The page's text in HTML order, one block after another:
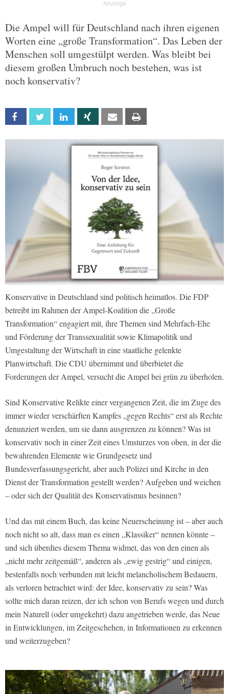
Die Ampel will für Deutschland nach ihren eigenen
Worten eine „große Transformation“. Das Leben der
Menschen soll umgestülpt werden. Was bleibt bei
diesem großen Umbruch noch bestehen, was ist
noch konservativ?
Facebook Twitter Linkedin Xing Email
Konservative in Deutschland sind politisch heimatlos. Die FDP
betreibt im Rahmen der Ampel-Koalition die „Große
Transformation“ engagiert mit, ihre Themen sind Mehrfach-Ehe
und Förderung der Transsexualität sowie Klimapolitik und
Umgestaltung der Wirtschaft in eine staatliche gelenkte
Planwirtschaft. Die CDU übernimmt und überbietet die
Forderungen der Ampel, versucht die Ampel bei grün zu überholen.
Sind Konservative Relikte einer vergangenen Zeit, die im Zuge des
immer wieder verschärften Kampfes „gegen Rechts“ erst als Rechte
denunziert werden, um sie dann ausgrenzen zu können? Was ist
konservativ noch in einer Zeit eines Umsturzes von oben, in der die
bewahrenden Elemente wie Grundgesetz und
Bundesverfassungsgericht, aber auch Polizei und Kirche in den
Dienst der Transformation gestellt werden? Aufgeben und weichen
– oder sich der Qualität des Konservatismus besinnen?
Und das mit einem Buch, das keine Neuerscheinung ist – aber auch
noch nicht so alt, dass man es einen „Klassiker“ nennen könnte –
und sich überdies diesem Thema widmet, das von den einen als
„nicht mehr zeitgemäß“, anderen als „ewig gestrig“ und einigen,
bestenfalls noch verbunden mit leicht melancholischem Bedauern,
als verloren betrachtet wird: der Idee, konservativ zu sein? Was
sollte mich daran reizen, der ich schon von Berufs wegen und durch
mein Naturell (oder umgekehrt) dazu angetrieben werde, das Neue
in Entwicklungen, im Zeitgeschehen, in Informationen zu erkennen
und weiterzugeben?